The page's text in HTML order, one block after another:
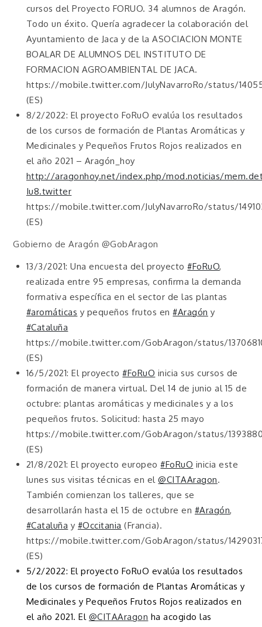
cursos del Proyecto FORUO. 34 alumnos de Aragón.
Todo un éxito. Quería agradecer la colaboración del
Ayuntamiento de Jaca y de la ASOCIACION MONTE
BOALAR DE ALUMNOS DEL INSTITUTO DE
FORMACION AGROAMBIENTAL DE JACA.
https://mobile.twitter.com/JulyNavarroRo/status/
(ES)
8/2/2022: El proyecto FoRuO evalúa los resultados
de los cursos de formación de Plantas Aromáticas y
Medicinales y Pequeños Frutos Rojos realizados en
el año 2021 – Aragón_hoy
http://aragonhoy.net/index.php/mod.noticias/
Iu8.twitter
https://mobile.twitter.com/JulyNavarroRo/status/
(ES)
Gobierno de Aragón @GobAragon
13/3/2021: Una encuesta del proyecto#FoRuO,
realizada entre 95 empresas, confirma la demanda
formativa específica en el sector de las plantas
#aromáticas y pequeños frutos en#Aragón y
#Cataluña
https://mobile.twitter.com/GobAragon/status/
(ES)
16/5/2021: El proyecto#FoRuO inicia sus cursos de
formación de manera virtual. Del 14 de junio al 15 de
octubre: plantas aromáticas y medicinales y a los
pequeños frutos. Solicitud: hasta 25 mayo
https://mobile.twitter.com/GobAragon/status/
(ES)
21/8/2021: El proyecto europeo#FoRuO inicia este
lunes sus visitas técnicas en el@CITAAragon.
También comienzan los talleres, que se
desarrollarán hasta el 15 de octubre en #Aragón,
#Cataluña y #Occitania (Francia).
https://mobile.twitter.com/GobAragon/status/
(ES)
5/2/2022: El proyecto FoRuO evalúa los resultados
de los cursos de formación de Plantas Aromáticas y
Medicinales y Pequeños Frutos Rojos realizados en
el año 2021. El @CITAAragon ha acogido las